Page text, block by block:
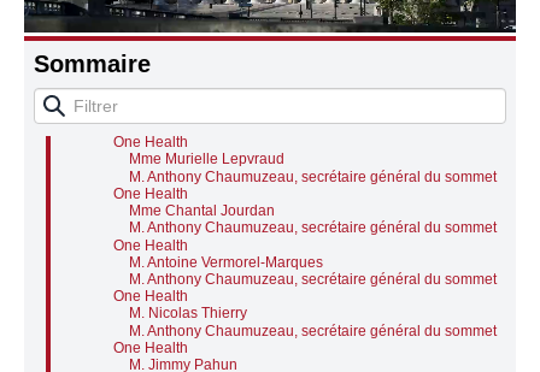
Sommaire
Mme Sandrine Le Feur, présidente
M. Anthony Chaumuzeau, secrétaire général du
sommet One Health
Questions des représentants des groupes
M. Aurélien Dutremble
M. Anthony Chaumuzeau, secrétaire général du sommet
One Health
Mme Murielle Lepvraud
M. Anthony Chaumuzeau, secrétaire général du sommet
One Health
Mme Chantal Jourdan
M. Anthony Chaumuzeau, secrétaire général du sommet
One Health
M. Antoine Vermorel-Marques
M. Anthony Chaumuzeau, secrétaire général du sommet
One Health
M. Nicolas Thierry
M. Anthony Chaumuzeau, secrétaire général du sommet
One Health
M. Jimmy Pahun